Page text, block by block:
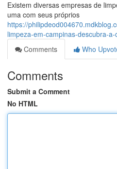
Existem diversas empresas de
uma com seus próprios
https://
limpeza-em-campinas-descubra-
Comments
Who
Comments
Submit a Comment
No HTML